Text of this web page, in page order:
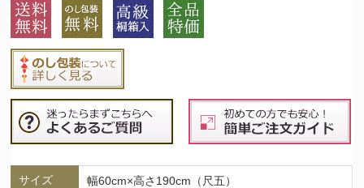
サイズ 幅60cm×高さ190cm（尺五）